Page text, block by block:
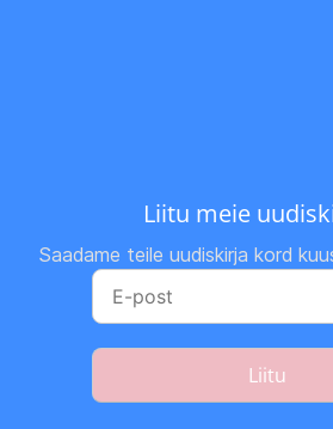
Liitu meie
Saadame teile uudiskirja kord
Liitu